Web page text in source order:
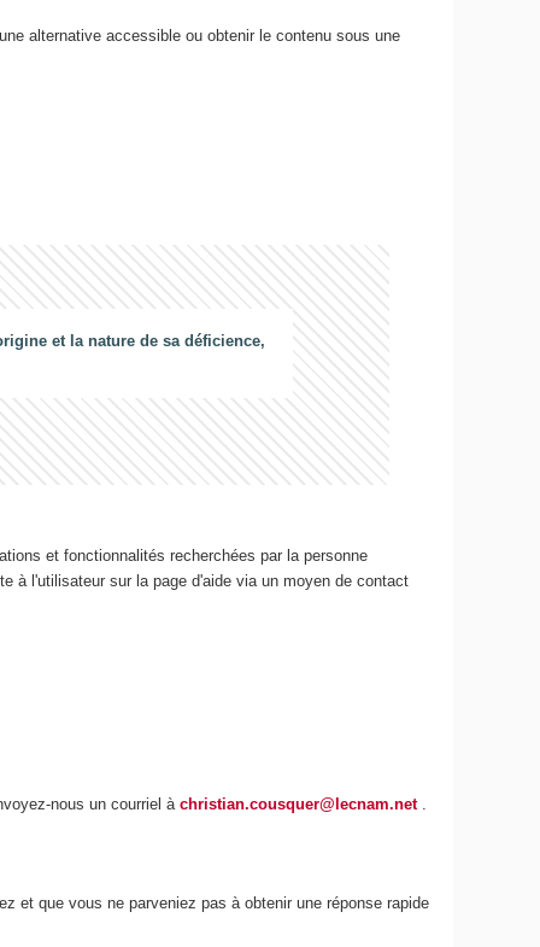
alternative accessible ou obtenir le contenu sous une
et la nature de sa déficience,
et fonctionnalités recherchées par la personne
à l'utilisateur sur la page d'aide via un moyen de contact
nous un courriel àchristian.cousquer@lecnam.net
et que vous ne parveniez pas à obtenir une réponse rapide